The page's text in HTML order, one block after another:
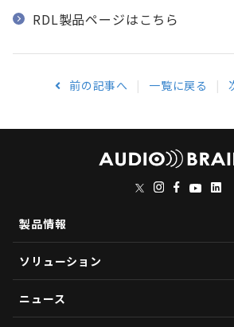
RDL製品ページはこちら
前の記事へ 一覧に戻る
製品情報
ソリューション
ニュース